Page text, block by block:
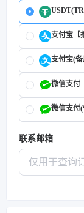
支付宝【
支付宝(
微信支付
微信支付
联系邮箱